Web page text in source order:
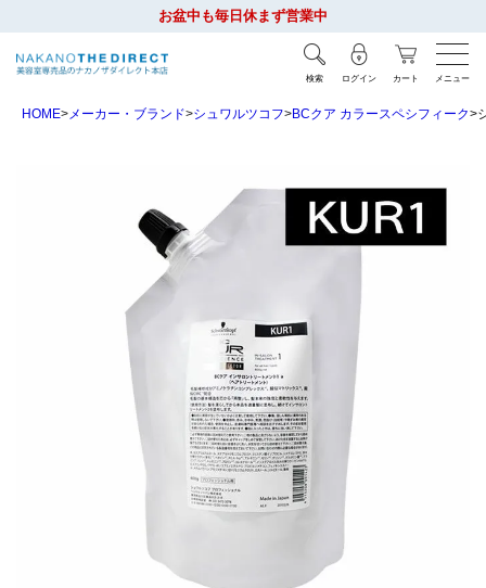
お盆中も毎日休まず営業中
検索 ログイン カート メニュー
HOME メーカー・ブランド シュワルツコフ BCクア カラースペシフィーク